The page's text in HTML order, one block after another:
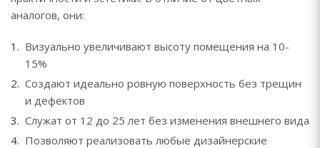
аналогов, они:
Визуально увеличивают высоту помещения на 10-
15%
Создают идеально ровную поверхность без трещин
и дефектов
Служат от 12 до 25 лет без изменения внешнего вида
Позволяют реализовать любые дизайнерские